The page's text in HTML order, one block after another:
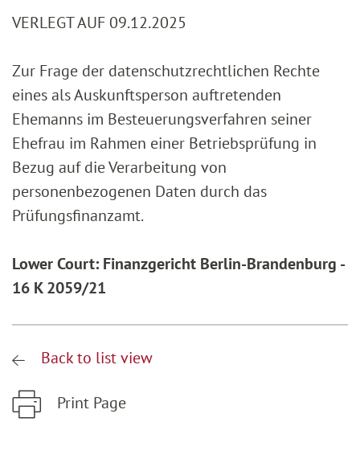
VERLEGT AUF 09.12.2025
Zur Frage der datenschutzrechtlichen Rechte
eines als Auskunftsperson auftretenden
Ehemanns im Besteuerungsverfahren seiner
Ehefrau im Rahmen einer Betriebsprüfung in
Bezug auf die Verarbeitung von
personenbezogenen Daten durch das
Prüfungsfinanzamt.
Lower Court: Finanzgericht Berlin-Brandenburg -
16 K 2059/21
Back to list view
Print Page